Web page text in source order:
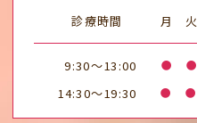
診療時間 月 火
9:30～13:00 ● ●
14:30～19:30 ● ●